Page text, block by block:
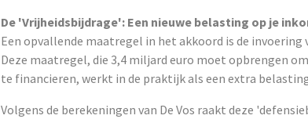
De 'Vrijheidsbijdrage': Een nieuwe belasting op je
Een opvallende maatregel in het akkoord is de invoering
Deze maatregel, die 3,4 miljard euro moet opbrengen
te financieren, werkt in de praktijk als een extra
Volgens de berekeningen van De Vos raakt deze